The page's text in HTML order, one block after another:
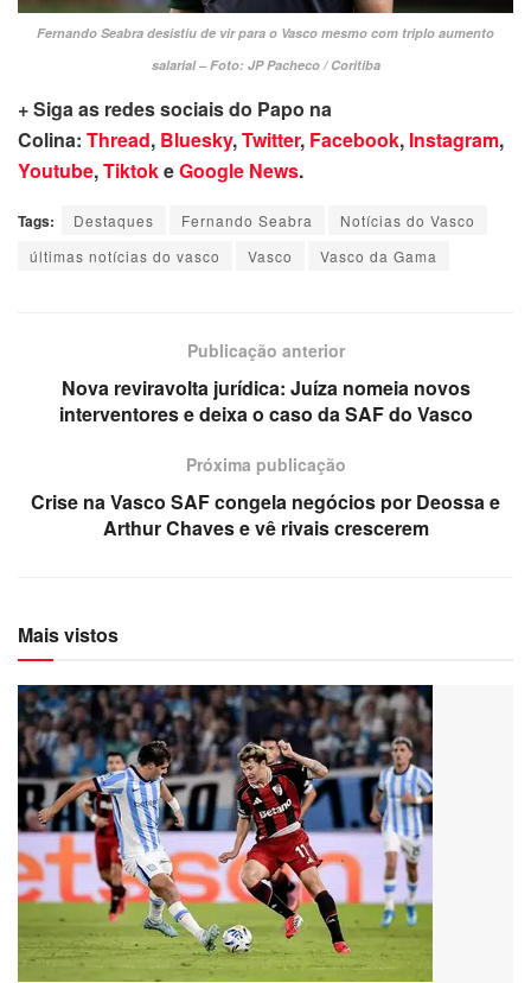
Fernando Seabra desistiu de vir para o Vasco mesmo com triplo aumento
salarial – Foto: JP Pacheco / Coritiba
+ Siga as redes sociais do Papo na
Colina: Thread, Bluesky,Twitter, Facebook, Instagram,
Youtube,TiktokeGoogle News.
Tags: Destaques Fernando Seabra
Notícias do Vasco
últimas notícias do vasco
Vasco Vasco da Gama
Publicação anterior
Nova reviravolta jurídica: Juíza nomeia novos
interventores e deixa o caso da SAF do Vasco
Próxima publicação
Crise na Vasco SAF congela negócios por Deossa e
Arthur Chaves e vê rivais crescerem
Mais vistos